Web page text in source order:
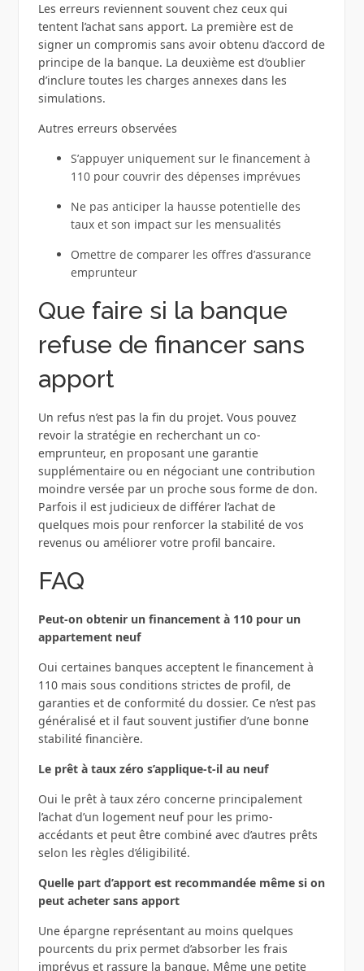
Les erreurs reviennent souvent chez ceux qui
tentent l’achat sans apport. La première est de
signer un compromis sans avoir obtenu d’accord de
principe de la banque. La deuxième est d’oublier
d’inclure toutes les charges annexes dans les
simulations.
Autres erreurs observées
S’appuyer uniquement sur le financement à
110 pour couvrir des dépenses imprévues
Ne pas anticiper la hausse potentielle des
taux et son impact sur les mensualités
Omettre de comparer les offres d’assurance
emprunteur
Que faire si la banque
refuse de financer sans
apport
Un refus n’est pas la fin du projet. Vous pouvez
revoir la stratégie en recherchant un co-
emprunteur, en proposant une garantie
supplémentaire ou en négociant une contribution
moindre versée par un proche sous forme de don.
Parfois il est judicieux de différer l’achat de
quelques mois pour renforcer la stabilité de vos
revenus ou améliorer votre profil bancaire.
FAQ
Peut-on obtenir un financement à 110 pour un
appartement neuf
Oui certaines banques acceptent le financement à
110 mais sous conditions strictes de profil, de
garanties et de conformité du dossier. Ce n’est pas
généralisé et il faut souvent justifier d’une bonne
stabilité financière.
Le prêt à taux zéro s’applique-t-il au neuf
Oui le prêt à taux zéro concerne principalement
l’achat d’un logement neuf pour les primo-
accédants et peut être combiné avec d’autres prêts
selon les règles d’éligibilité.
Quelle part d’apport est recommandée même si on
peut acheter sans apport
Une épargne représentant au moins quelques
pourcents du prix permet d’absorber les frais
imprévus et rassure la banque. Même une petite